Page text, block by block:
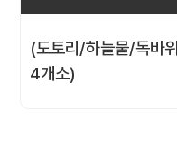
(도토리/하늘물/독바
4개소)